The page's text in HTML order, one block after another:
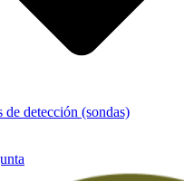
de detección (sondas)